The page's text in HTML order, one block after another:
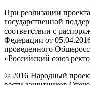
При реализации
государственной
соответствии с
Федерации от
проведенного
«Российский союз
© 2016 Народный